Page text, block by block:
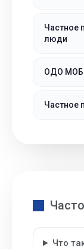
Частное
люди
ОДО
Частное
Что